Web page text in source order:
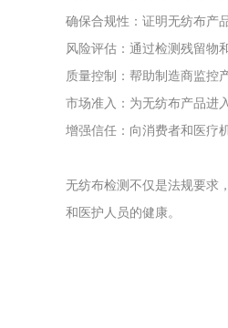
确保合规性：证明无纺布产
风险评估：通过检测残留物
质量控制：帮助制造商监控
市场准入：为无纺布产品进
增强信任：向消费者和医疗
无纺布检测不仅是法规要求
和医护人员的健康。